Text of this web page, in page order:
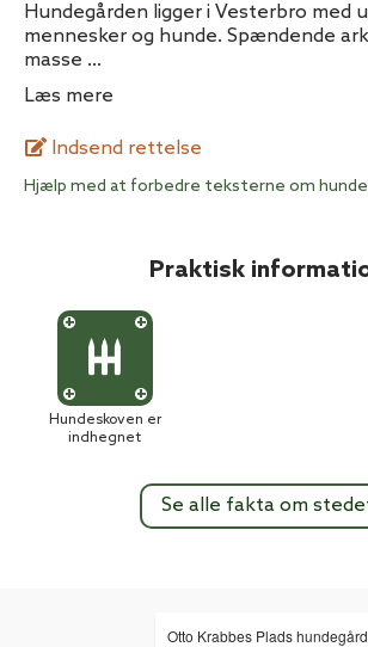
Hundegården ligger i Vesterbro med
mennesker og hunde. Spændende
masse ...
Læs mere
Indsend rettelse
Hjælp med at forbedre teksterne om
Praktisk
Hundeskoven er
indhegnet
Se alle fakta om
Otto Krabbes Plads hundegård